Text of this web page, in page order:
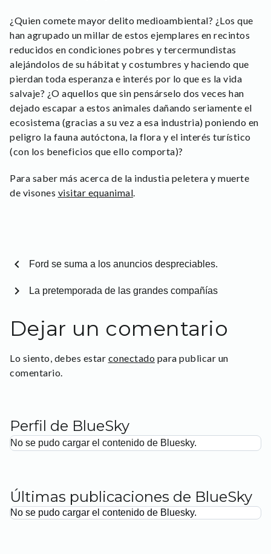
¿Quien comete mayor delito medioambiental? ¿Los que
han agrupado un millar de estos ejemplares en recintos
reducidos en condiciones pobres y tercermundistas
alejándolos de su hábitat y costumbres y haciendo que
pierdan toda esperanza e interés por lo que es la vida
salvaje? ¿O aquellos que sin pensárselo dos veces han
dejado escapar a estos animales dañando seriamente el
ecosistema (gracias a su vez a esa industria) poniendo en
peligro la fauna autóctona, la flora y el interés turístico
(con los beneficios que ello comporta)?
Para saber más acerca de la industia peletera y muerte
de visones visitar equanimal.
chevron_left Ford se suma a los anuncios despreciables.
La pretemporada de las grandes compañías
chevron_right
Dejar un comentario
Lo siento, debes estar conectado para publicar un
comentario.
Perfil de BlueSky
No se pudo cargar el contenido de Bluesky.
Últimas publicaciones de BlueSky
No se pudo cargar el contenido de Bluesky.